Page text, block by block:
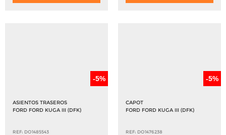
-5%
ASIENTOS TRASEROS
FORD FORD KUGA III (DFK)
REF: DO1485543
-5%
CAPOT
FORD FORD KUGA III (DFK)
REF: DO1476238